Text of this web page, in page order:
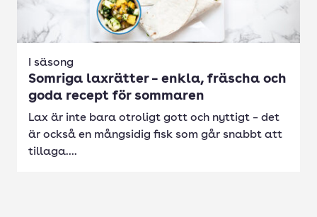
I säsong
Somriga laxrätter – enkla, fräscha och
goda recept för sommaren
Lax är inte bara otroligt gott och nyttigt – det
är också en mångsidig fisk som går snabbt att
tillaga....